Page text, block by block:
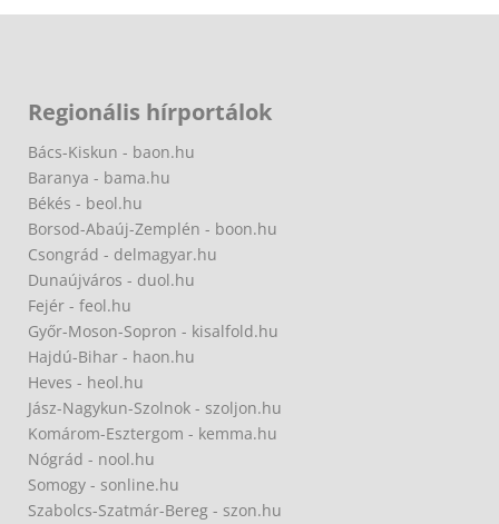
Regionális hírportálok
Bács-Kiskun - baon.hu
Baranya - bama.hu
Békés - beol.hu
Borsod-Abaúj-Zemplén - boon.hu
Csongrád - delmagyar.hu
Dunaújváros - duol.hu
Fejér - feol.hu
Győr-Moson-Sopron - kisalfold.hu
Hajdú-Bihar - haon.hu
Heves - heol.hu
Jász-Nagykun-Szolnok - szoljon.hu
Komárom-Esztergom - kemma.hu
Nógrád - nool.hu
Somogy - sonline.hu
Szabolcs-Szatmár-Bereg - szon.hu